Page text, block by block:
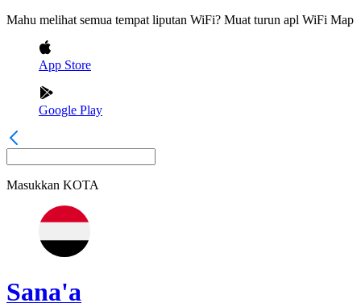
Mahu melihat semua tempat liputan WiFi? Muat turun apl WiFi Map
App Store
Google Play
Masukkan KOTA
Sana'a